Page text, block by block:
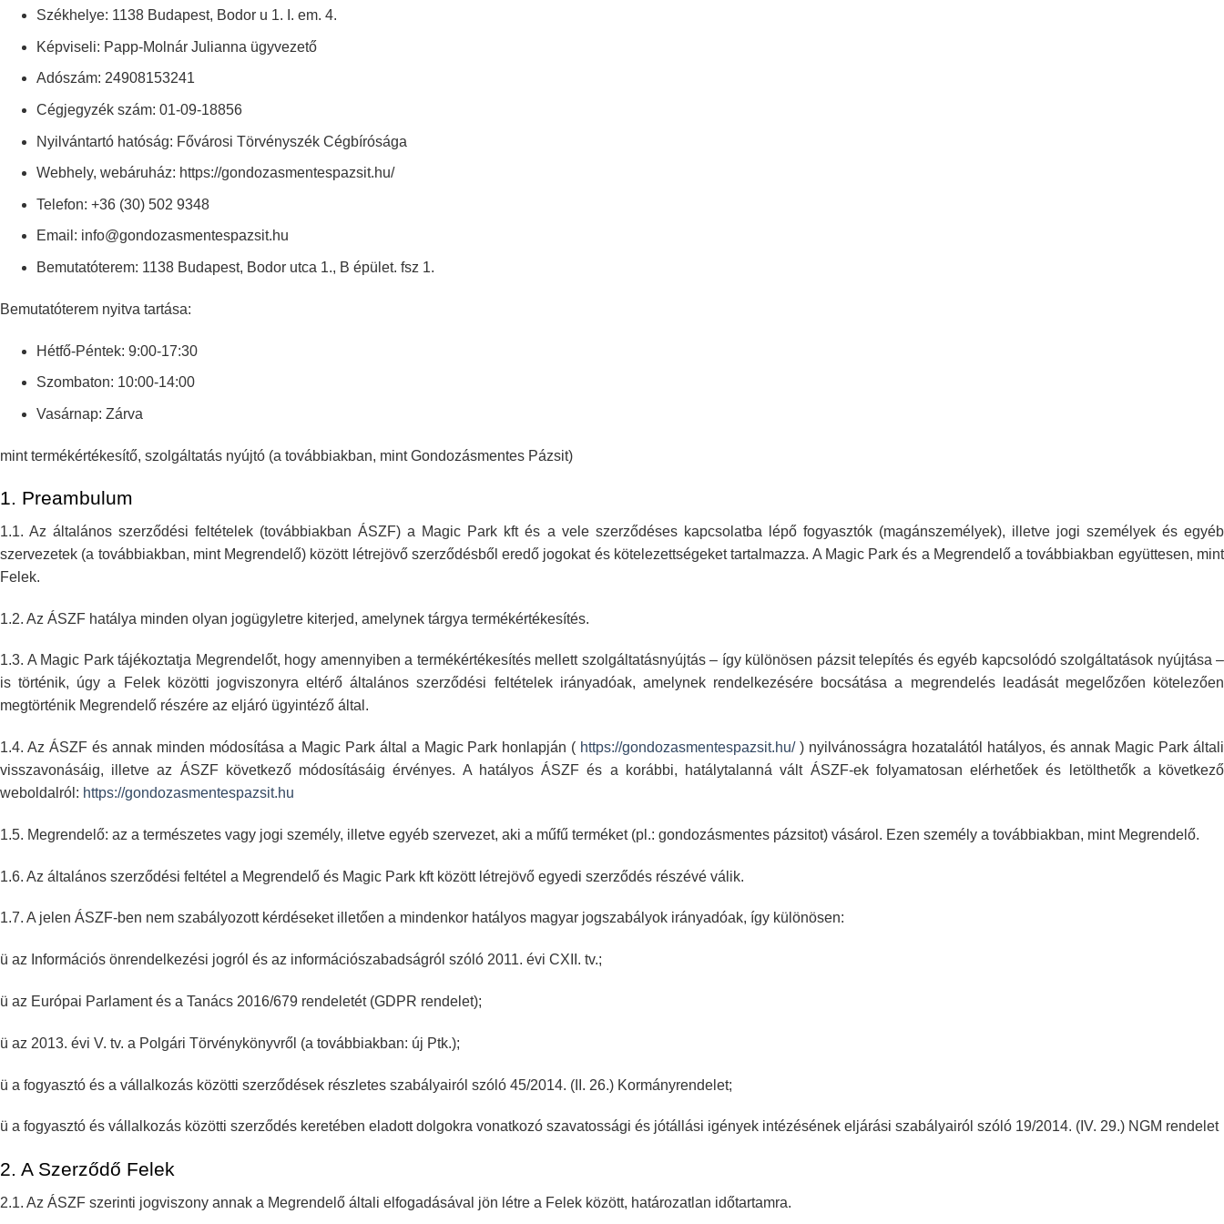
Székhelye: 1138 Budapest, Bodor u 1. I. em. 4.
Képviseli: Papp-Molnár Julianna ügyvezető
Adószám: 24908153241
Cégjegyzék szám: 01-09-18856
Nyilvántartó hatóság: Fővárosi Törvényszék Cégbírósága
Webhely, webáruház: https://gondozasmentespazsit.hu/
Telefon: +36 (30) 502 9348
Email: info@gondozasmentespazsit.hu
Bemutatóterem: 1138 Budapest, Bodor utca 1., B épület. fsz 1.
Bemutatóterem nyitva tartása:
Hétfő-Péntek: 9:00-17:30
Szombaton: 10:00-14:00
Vasárnap: Zárva
mint termékértékesítő, szolgáltatás nyújtó (a továbbiakban, mint Gondozásmentes Pázsit)
1. Preambulum
1.1. Az általános szerződési feltételek (továbbiakban ÁSZF) a Magic Park kft és a vele szerződéses kapcsolatba lépő fogyasztók (magánszemélyek), illetve jogi személyek és egyéb
szervezetek (a továbbiakban, mintMegrendelő) között létrejövő szerződésből eredő jogokat éskötelezettségeket tartalmazza. A Magic Park és a Megrendelő a továbbiakban együttesen, mint
Felek.
1.2. Az ÁSZF hatálya minden olyan jogügyletre kiterjed, amelynek tárgya termékértékesítés.
1.3. A Magic Park tájékoztatja Megrendelőt, hogy amennyiben a termékértékesítés mellett szolgáltatásnyújtás – így különösen pázsittelepítés és egyéb kapcsolódó szolgáltatások nyújtása –
is történik, úgy a Felek közötti jogviszonyra eltérő általános szerződési feltételekirányadóak, amelynek rendelkezésére bocsátása a megrendelés leadásátmegelőzően kötelezően
megtörténik Megrendelő részére az eljáró ügyintéző által.
1.4. Az ÁSZF és annak minden módosítása a Magic Park által a Magic Park honlapján ( https://gondozasmentespazsit.hu/) nyilvánosságra hozatalától hatályos, és annak Magic Park általi
visszavonásáig, illetve az ÁSZF következő módosításáig érvényes. A hatályosÁSZF és a korábbi, hatálytalanná vált ÁSZF-ek folyamatosan elérhetőek és letölthetők a következő
weboldalról: https://gondozasmentespazsit.hu
1.5. Megrendelő: az a természetes vagy jogi személy, illetve egyéb szervezet, aki a műfű terméket (pl.: gondozásmentes pázsitot) vásárol. Ezen személy a továbbiakban, mint Megrendelő.
1.6. Az általános szerződési feltétel a Megrendelő és Magic Park kft közöttlétrejövő egyedi szerződés részévé válik.
1.7. A jelen ÁSZF-ben nem szabályozott kérdéseket illetően a mindenkor hatályos magyar jogszabályok irányadóak, így különösen:
ü az Információs önrendelkezési jogról és az információszabadságról szóló 2011. évi CXII. tv.;
ü az Európai Parlament és a Tanács 2016/679 rendeletét (GDPR rendelet);
ü az 2013. évi V. tv. a Polgári Törvénykönyvről (a továbbiakban: új Ptk.);
ü a fogyasztó és a vállalkozás közötti szerződések részletes szabályairól szóló 45/2014. (II. 26.) Kormányrendelet;
ü a fogyasztó és vállalkozás közötti szerződés keretében eladott dolgokra vonatkozó szavatossági és jótállási igények intézésének eljárási szabályairól szóló 19/2014. (IV. 29.) NGM rendelet
2. A Szerződő Felek
2.1. Az ÁSZF szerinti jogviszony annak a Megrendelő általi elfogadásával jön létre a Felek között, határozatlan időtartamra.